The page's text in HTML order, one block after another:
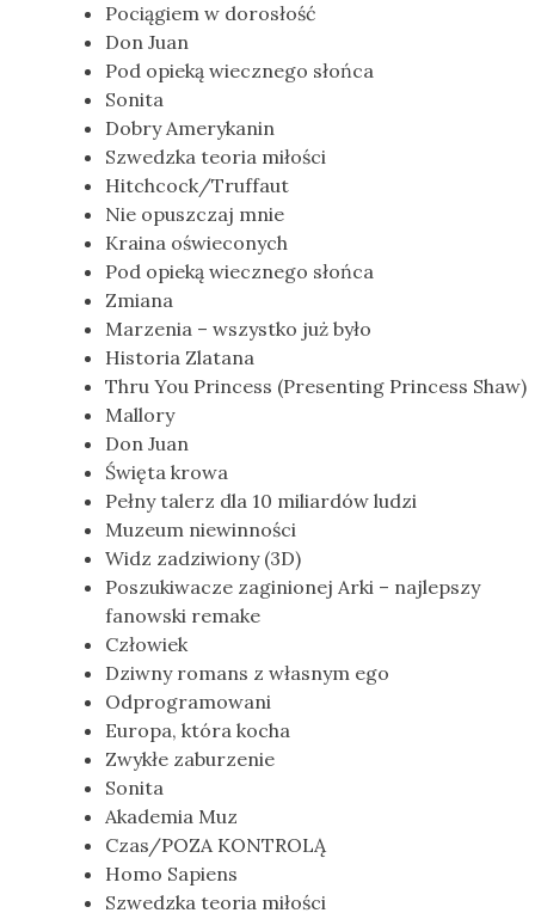
Pociągiem w dorosłość
Don Juan
Pod opieką wiecznego słońca
Sonita
Dobry Amerykanin
Szwedzka teoria miłości
Hitchcock/Truffaut
Nie opuszczaj mnie
Kraina oświeconych
Pod opieką wiecznego słońca
Zmiana
Marzenia – wszystko już było
Historia Zlatana
Thru You Princess (Presenting Princess Shaw)
Mallory
Don Juan
Święta krowa
Pełny talerz dla 10 miliardów ludzi
Muzeum niewinności
Widz zadziwiony (3D)
Poszukiwacze zaginionej Arki – najlepszy
fanowski remake
Człowiek
Dziwny romans z własnym ego
Odprogramowani
Europa, która kocha
Zwykłe zaburzenie
Sonita
Akademia Muz
Czas/POZA KONTROLĄ
Homo Sapiens
Szwedzka teoria miłości